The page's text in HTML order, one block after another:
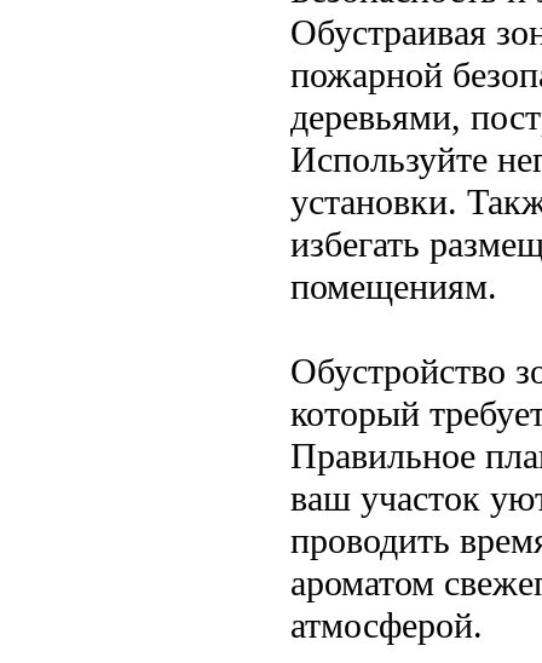
Обустраивая
пожарной
деревьями,
Используйте
установки.
избегать
помещениям.
Обустройство
который
Правильное
ваш участок
проводить
ароматом
атмосферой.